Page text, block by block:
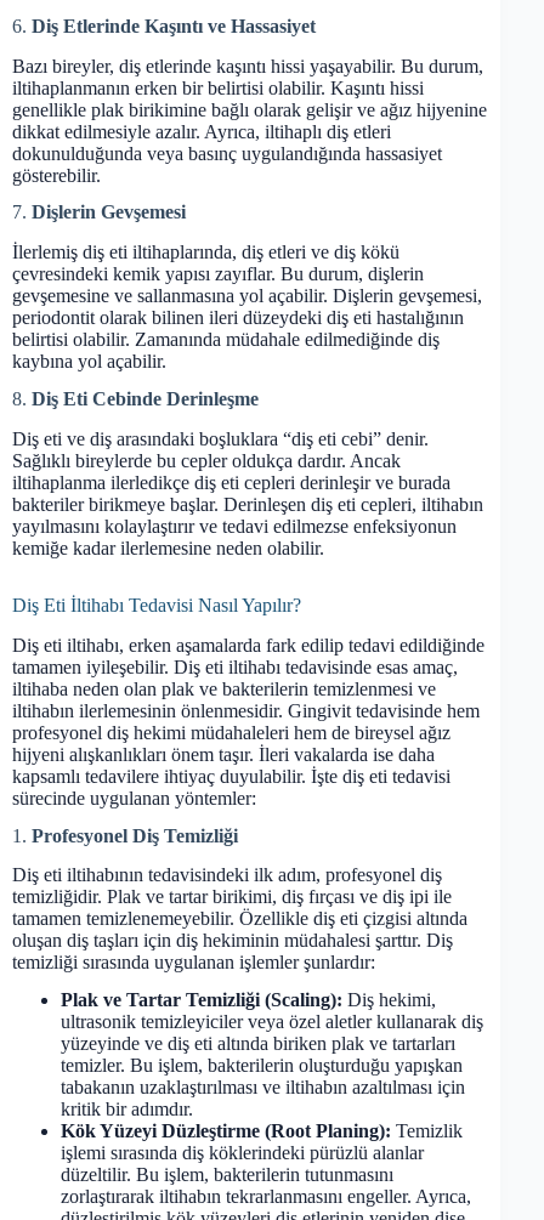
6. Diş Etlerinde Kaşıntı ve Hassasiyet
Bazı bireyler, diş etlerinde kaşıntı hissi yaşayabilir. Bu durum,
iltihaplanmanın erken bir belirtisi olabilir. Kaşıntı hissi
genellikle plak birikimine bağlı olarak gelişir ve ağız hijyenine
dikkat edilmesiyle azalır. Ayrıca, iltihaplı diş etleri
dokunulduğunda veya basınç uygulandığında hassasiyet
gösterebilir.
7. Dişlerin Gevşemesi
İlerlemiş diş eti iltihaplarında, diş etleri ve diş kökü
çevresindeki kemik yapısı zayıflar. Bu durum, dişlerin
gevşemesine ve sallanmasına yol açabilir. Dişlerin gevşemesi,
periodontit olarak bilinen ileri düzeydeki diş eti hastalığının
belirtisi olabilir. Zamanında müdahale edilmediğinde diş
kaybına yol açabilir.
8. Diş Eti Cebinde Derinleşme
Diş eti ve diş arasındaki boşluklara “diş eti cebi” denir.
Sağlıklı bireylerde bu cepler oldukça dardır. Ancak
iltihaplanma ilerledikçe diş eti cepleri derinleşir ve burada
bakteriler birikmeye başlar. Derinleşen diş eti cepleri, iltihabın
yayılmasını kolaylaştırır ve tedavi edilmezse enfeksiyonun
kemiğe kadar ilerlemesine neden olabilir.
Diş Eti İltihabı Tedavisi Nasıl Yapılır?
Diş eti iltihabı, erken aşamalarda fark edilip tedavi edildiğinde
tamamen iyileşebilir. Diş eti iltihabı tedavisinde esas amaç,
iltihaba neden olan plak ve bakterilerin temizlenmesi ve
iltihabın ilerlemesinin önlenmesidir. Gingivit tedavisinde hem
profesyonel diş hekimi müdahaleleri hem de bireysel ağız
hijyeni alışkanlıkları önem taşır. İleri vakalarda ise daha
kapsamlı tedavilere ihtiyaç duyulabilir. İşte diş eti tedavisi
sürecinde uygulanan yöntemler:
1. Profesyonel Diş Temizliği
Diş eti iltihabının tedavisindeki ilk adım, profesyonel diş
temizliğidir. Plak ve tartar birikimi, diş fırçası ve diş ipi ile
tamamen temizlenemeyebilir. Özellikle diş eti çizgisi altında
oluşan diş taşları için diş hekiminin müdahalesi şarttır. Diş
temizliği sırasında uygulanan işlemler şunlardır:
Plak ve Tartar Temizliği (Scaling): Diş hekimi,
ultrasonik temizleyiciler veya özel aletler kullanarak diş
yüzeyinde ve diş eti altında biriken plak ve tartarları
temizler. Bu işlem, bakterilerin oluşturduğu yapışkan
tabakanın uzaklaştırılması ve iltihabın azaltılması için
kritik bir adımdır.
Kök Yüzeyi Düzleştirme (Root Planing): Temizlik
işlemi sırasında diş köklerindeki pürüzlü alanlar
düzeltilir. Bu işlem, bakterilerin tutunmasını
zorlaştırarak iltihabın tekrarlanmasını engeller. Ayrıca,